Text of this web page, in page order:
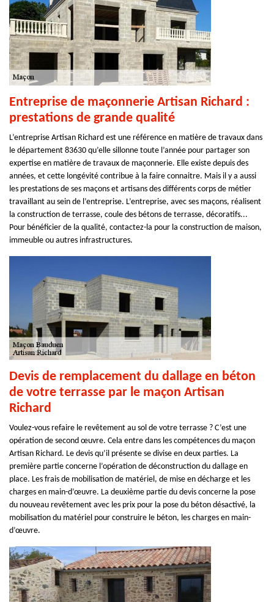
Entreprise de maçonnerie Artisan Richard :
prestations de grande qualité
L’entreprise Artisan Richard est une référence en matière de travaux dans
le département 83630 qu’elle sillonne toute l’année pour partager son
expertise en matière de travaux de maçonnerie. Elle existe depuis des
années, et cette longévité contribue à la faire connaitre. Mais il y a aussi
les prestations de ses maçons et artisans des différents corps de métier
travaillant au sein de l’entreprise. L’entreprise, avec ses maçons, réalisent
la construction de terrasse, coule des bétons de terrasse, décoratifs...
Pour bénéficier de la qualité, contactez-la pour la construction de maison,
immeuble ou autres infrastructures.
Devis de remplacement du dallage en béton
de votre terrasse par le maçon Artisan
Richard
Voulez-vous refaire le revêtement au sol de votre terrasse ? C’est une
opération de second œuvre. Cela entre dans les compétences du maçon
Artisan Richard. Le devis qu’il présente se divise en deux parties. La
première partie concerne l’opération de déconstruction du dallage en
place. Les frais de mobilisation de matériel, de mise en décharge et les
charges en main-d’œuvre. La deuxième partie du devis concerne la pose
du nouveau revêtement avec les prix pour la pose du béton désactivé, la
mobilisation du matériel pour construire le béton, les charges en main-
d’œuvre.